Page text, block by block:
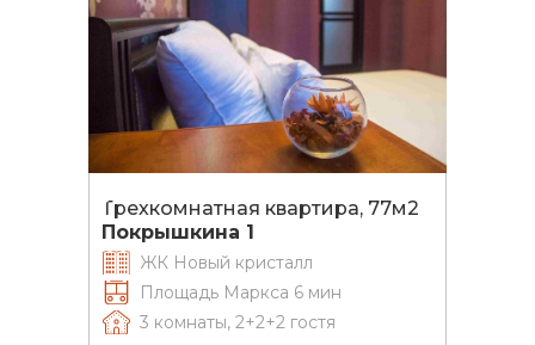
Трехкомнатная квартира, 77м2
Покрышкина 1
ЖК Новый кристалл
Площадь Маркса 6 мин
3 комнаты, 2+2+2 гостя